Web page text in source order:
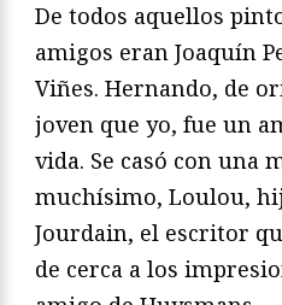
De todos aquellos
amigos eran Joaquín
Viñes. Hernando, de
joven que yo, fue un
vida. Se casó con una
muchísimo, Loulou,
Jourdain, el escritor
de cerca a los